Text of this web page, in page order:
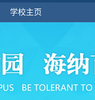
学校主页